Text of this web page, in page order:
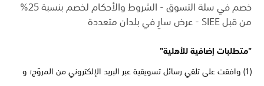
خصم في سلة التسوق - الشروط والأحكام لخصم بنسبة 25%
من قبل SIEE - عرض سارٍ في بلدان متعددة
"متطلبات إضافية للأهلية"
(1) وافقت على تلقي رسائل تسويقية عبر البريد الإلكتروني من المروّج؛ و